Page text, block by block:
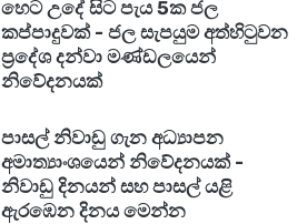
හෙට උදේ සිට පැය 5ක ජල
කප්පාදුවක් - ජල සැපයුම අත්හිටුවන
ප්‍රදේශ දන්වා මණ්ඩලයෙන්
නිවේදනයක්
පාසල් නිවාඩු ගැන අධ්‍යාපන
අමාත්‍යාංශයෙන් නිවේදනයක් -
නිවාඩු දිනයන් සහ පාසල් යළි
ඇරඹෙන දිනය මෙන්න